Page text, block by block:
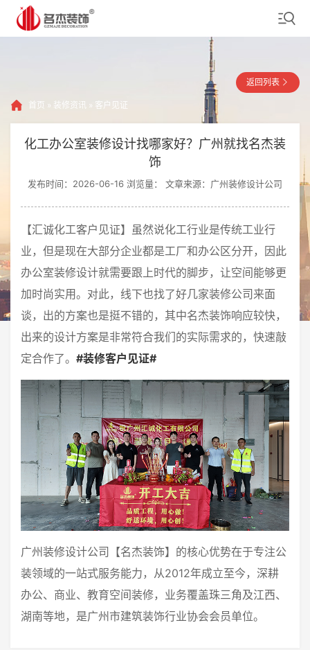
首页 » 装修资讯 » 客户见证
返回列表
化工办公室装修设计找哪家好？广州就找名杰装
饰
发布时间：2026-06-16 浏览量： 文章来源：广州装修设计公司
【汇诚化工客户见证】虽然说化工行业是传统工业行
业，但是现在大部分企业都是工厂和办公区分开，因此
办公室装修设计就需要跟上时代的脚步，让空间能够更
加时尚实用。对此，线下也找了好几家装修公司来面
谈，出的方案也是挺不错的，其中名杰装饰响应较快，
出来的设计方案是非常符合我们的实际需求的，快速敲
定合作了。 #装修客户见证#
广州装修设计公司【名杰装饰】的核心优势在于专注公
装领域的一站式服务能力，从2012年成立至今，深耕
办公、商业、教育空间装修，业务覆盖珠三角及江西、
湖南等地，是广州市建筑装饰行业协会会员单位。